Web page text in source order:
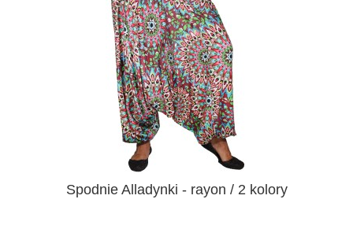
Spodnie Alladynki - rayon / 2 kolory